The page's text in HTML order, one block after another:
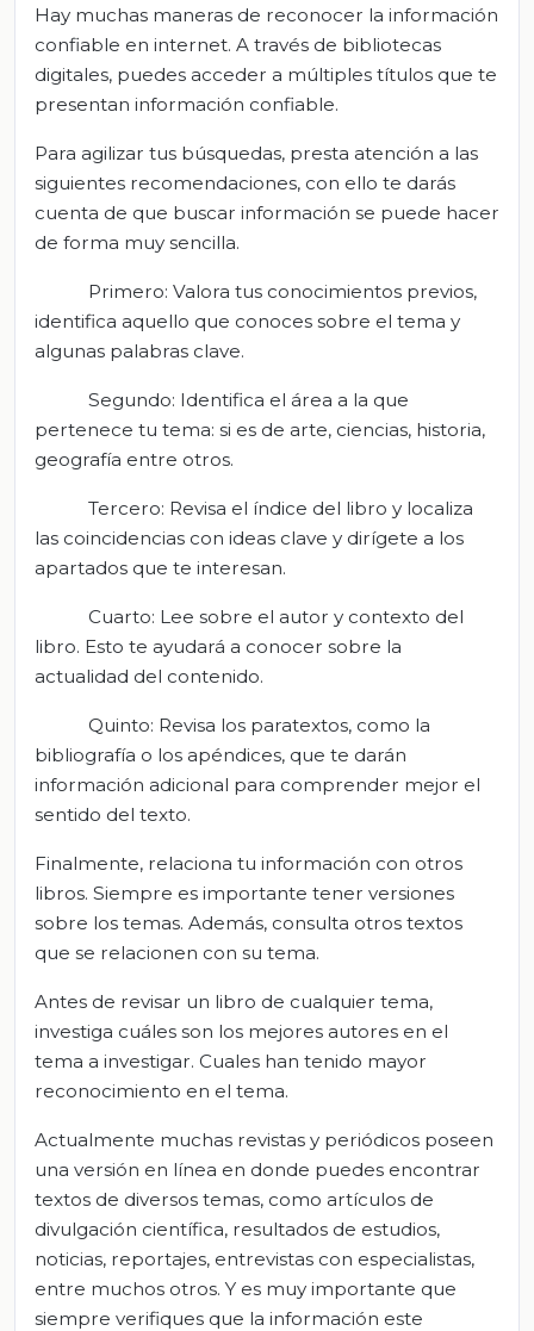
Hay muchas maneras de reconocer la información
confiable en internet. A través de bibliotecas
digitales, puedes acceder a múltiples títulos que te
presentan información confiable.
Para agilizar tus búsquedas, presta atención a las
siguientes recomendaciones, con ello te darás
cuenta de que buscar información se puede hacer
de forma muy sencilla.
Primero: Valora tus conocimientos previos,
identifica aquello que conoces sobre el tema y
algunas palabras clave.
Segundo: Identifica el área a la que
pertenece tu tema: si es de arte, ciencias, historia,
geografía entre otros.
Tercero: Revisa el índice del libro y localiza
las coincidencias con ideas clave y dirígete a los
apartados que te interesan.
Cuarto: Lee sobre el autor y contexto del
libro. Esto te ayudará a conocer sobre la
actualidad del contenido.
Quinto: Revisa los paratextos, como la
bibliografía o los apéndices, que te darán
información adicional para comprender mejor el
sentido del texto.
Finalmente, relaciona tu información con otros
libros. Siempre es importante tener versiones
sobre los temas. Además, consulta otros textos
que se relacionen con su tema.
Antes de revisar un libro de cualquier tema,
investiga cuáles son los mejores autores en el
tema a investigar. Cuales han tenido mayor
reconocimiento en el tema.
Actualmente muchas revistas y periódicos poseen
una versión en línea en donde puedes encontrar
textos de diversos temas, como artículos de
divulgación científica, resultados de estudios,
noticias, reportajes, entrevistas con especialistas,
entre muchos otros. Y es muy importante que
siempre verifiques que la información este